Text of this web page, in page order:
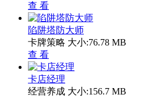
查 看
陷阱塔防大师
卡牌策略 大小:76.78 MB
查 看
卡店经理
经营养成 大小:156.7 MB